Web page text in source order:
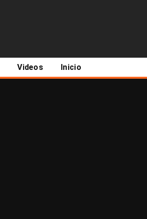
Videos Inicio